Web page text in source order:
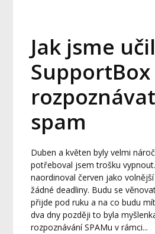
Jak jsme
SupportBox
spam
Duben a květen byly velmi
potřeboval jsem trošku
naordinoval červen jako
žádné deadliny. Budu se
přijde pod ruku a na co budu
dva dny později to byla
rozpoznávání SPAMu v rámci...